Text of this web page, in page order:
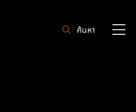
ค้นหา